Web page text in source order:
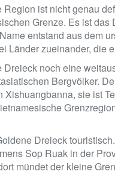
ist nicht genau
Grenze. Es ist das
entstand aus dem
Länder zueinander, die
noch eine
Bergvölker.
sie ist
Dreieck
Sop Ruak in der
mündet der kleine